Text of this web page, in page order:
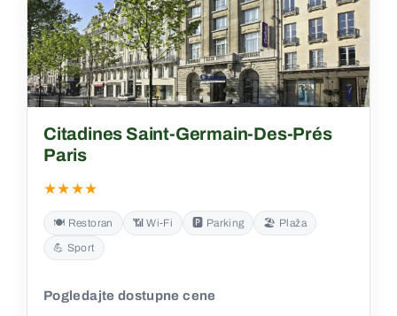
Citadines Saint-Germain-Des-Prés
Paris
★★★★
🍽️ Restoran 📶 Wi‑Fi 🅿️ Parking
🏖️ Plaža
💪 Sport
Pogledajte dostupne cene